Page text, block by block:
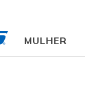
MULHER